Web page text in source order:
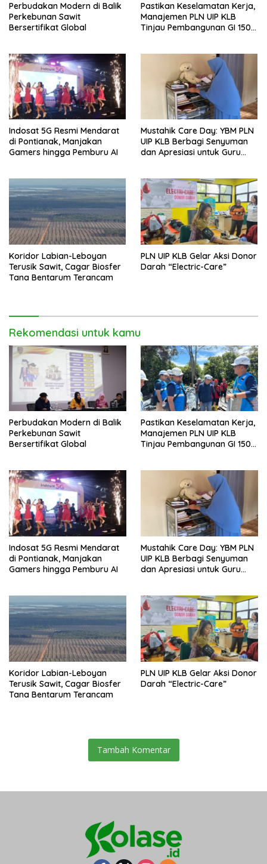
Perbudakan Modern di Balik
Perkebunan Sawit
Bersertifikat Global
Pastikan Keselamatan Kerja,
Manajemen PLN UIP KLB
Tinjau Pembangunan GI 150
Indosat 5G Resmi Mendarat
di Pontianak, Manjakan
Gamers hingga Pemburu AI
Mustahik Care Day: YBM PLN
UIP KLB Berbagi Senyuman
dan Apresiasi untuk Guru
Koridor Labian-Leboyan
Terusik Sawit, Cagar Biosfer
Tana Bentarum Terancam
PLN UIP KLB Gelar Aksi Donor
Darah “Electric-Care”
Rekomendasi untuk kamu
Perbudakan Modern di Balik
Perkebunan Sawit
Bersertifikat Global
Pastikan Keselamatan Kerja,
Manajemen PLN UIP KLB
Tinjau Pembangunan GI 150
Indosat 5G Resmi Mendarat
di Pontianak, Manjakan
Gamers hingga Pemburu AI
Mustahik Care Day: YBM PLN
UIP KLB Berbagi Senyuman
dan Apresiasi untuk Guru
Koridor Labian-Leboyan
Terusik Sawit, Cagar Biosfer
Tana Bentarum Terancam
PLN UIP KLB Gelar Aksi Donor
Darah “Electric-Care”
Tambah Komentar